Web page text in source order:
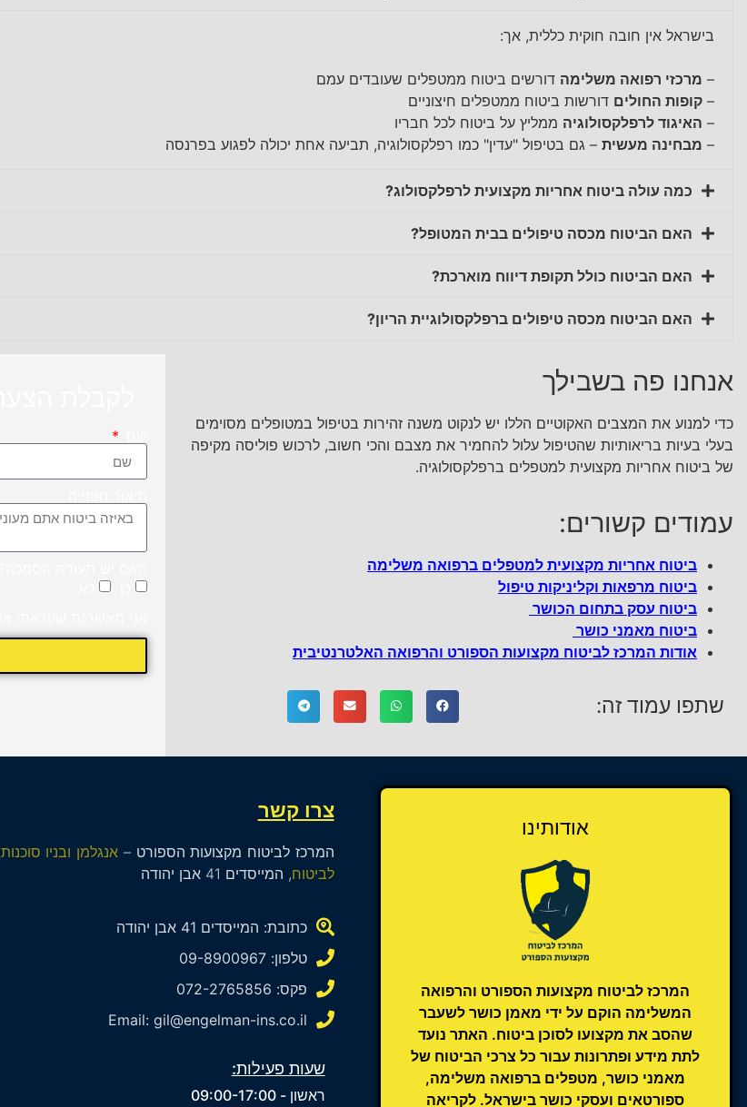
בישראל אין חובה חוקית כללית, אך:
– מרכזי רפואה משלימה דורשים ביטוח ממטפלים שעובדים עמם
– קופות החולים דורשות ביטוח ממטפלים חיצוניים
– האיגוד לרפלקסולוגיה ממליץ על ביטוח לכל חבריו
– מבחינה מעשית – גם בטיפול "עדין" כמו רפלקסולוגיה, תביעה אחת יכולה לפגוע בפרנסה
כמה עולה ביטוח אחריות מקצועית לרפלקסולוג?
האם הביטוח מכסה טיפולים בבית המטופל?
האם הביטוח כולל תקופת דיווח מוארכת?
האם הביטוח מכסה טיפולים ברפלקסולוגיית הריון?
אנחנו פה בשבילך
כדי למנוע את המצבים האקוטיים הללו יש לנקוט משנה זהירות בטיפול במטופלים מסוימים
בעלי בעיות בריאותיות שהטיפול עלול להחמיר את מצבם והכי חשוב, לרכוש פוליסה מקיפה
של ביטוח אחריות מקצועית למטפלים ברפלקסולוגיה.
עמודים קשורים:
ביטוח אחריות מקצועית למטפלים ברפואה משלימה
ביטוח מרפאות וקליניקות טיפול
ביטוח עסק בתחום הכושר
ביטוח מאמני כושר
אודות המרכז לביטוח מקצועות הספורט והרפואה האלטרנטיבית
שתפו עמוד זה:
אודותינו
המרכז לביטוח מקצועות הספורט והרפואה
המשלימה הוקם על ידי מאמן כושר לשעבר
שהסב את מקצועו לסוכן ביטוח. האתר נועד
לתת מידע ופתרונות עבור כל צרכי הביטוח של
מאמני כושר, מטפלים ברפואה משלימה,
ספורטאים ועסקי כושר בישראל. לקריאה
צרו קשר
המרכז לביטוח מקצועות הספורט – אנגלמן ובניו סוכנות
לביטוח, המייסדים 41 אבן יהודה
כתובת: המייסדים 41 אבן יהודה
טלפון: 09-8900967
פקס: 072-2765856
Email: gil@engelman-ins.co.il
שעות פעילות:
ראשון - 09:00-17:00